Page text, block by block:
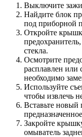
Выключите
Найдите блок
под приборной
Откройте
стекла.
Осмотрите
расплавлен или
необходимо
Используйте
чтобы извлечь
Вставьте новый
Закройте
омыватель